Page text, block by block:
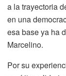
a la trayectoria
en una
esa base ya ha
Marcelino.
Por su